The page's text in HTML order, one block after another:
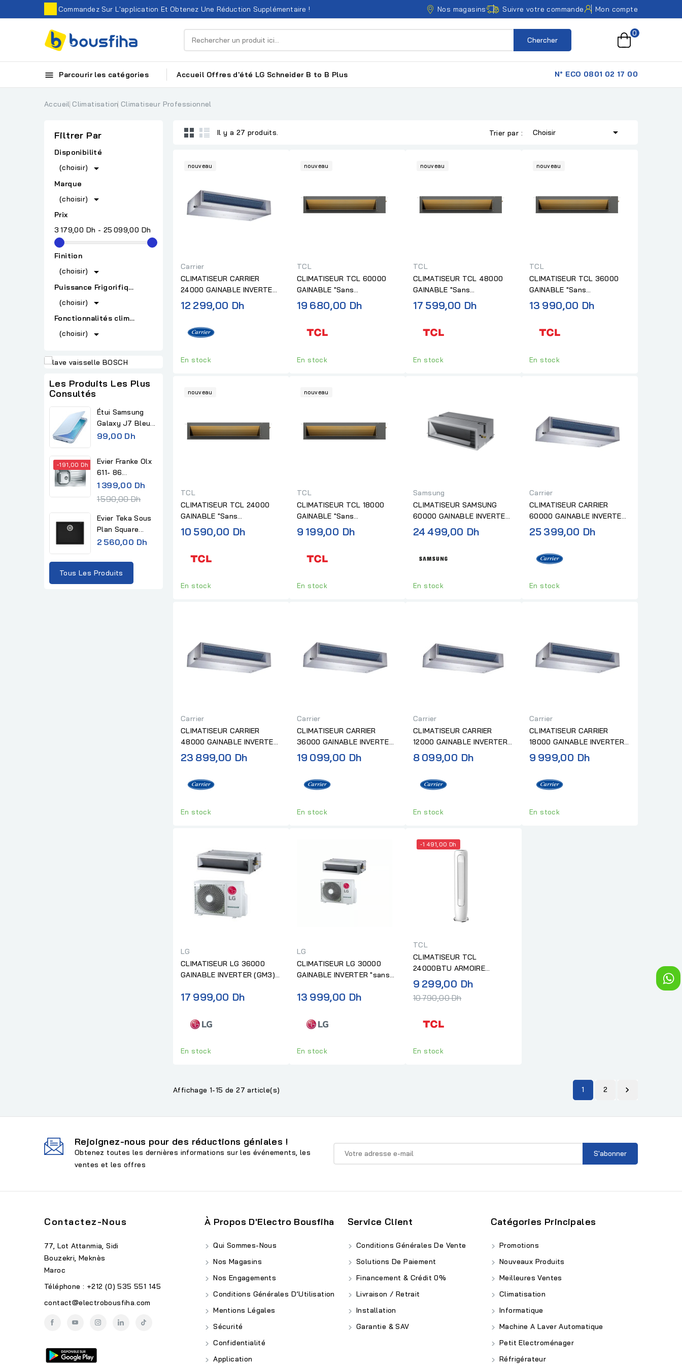
Commandez Sur L'application Et Obtenez Une Réduction Supplémentaire ! Nos magasins Suivre votre commande Mon compte
Chercher
0
 Parcourir les catégories Accueil Offres d'été LG Schneider B to B Plus N° ECO 0801 02 17 00
Accueil Climatisation Climatiseur Professionnel
Filtrer Par
Disponibilité
(choisir)

Marque
(choisir)

Prix
3 179,00 Dh - 25 099,00 Dh
Finition
(choisir)

Puissance Frigorifique (BTU)
(choisir)

Fonctionnalités climatiseur
(choisir)

Les Produits Les Plus
Consultés
Étui Samsung
Galaxy J7 Bleu...
99,00 Dh
-191,00 Dh
Evier Franke Olx
611- 86...
1 399,00 Dh
u
1 590,00 Dh
Evier Teka Sous
Plan Square...
2 560,00 Dh
Tous Les Produits
Il y a 27 produits. Trier par : Choisir 
nouveau
Carrier
CLIMATISEUR CARRIER
24000 GAINABLE INVERTER
R32 "SANS...
12 299,00 Dh
En stock
nouveau
TCL
CLIMATISEUR TCL 60000
GAINABLE "Sans
Installation"
19 680,00 Dh
En stock
nouveau
TCL
CLIMATISEUR TCL 48000
GAINABLE "Sans
Installation"
17 599,00 Dh
En stock
nouveau
TCL
CLIMATISEUR TCL 36000
GAINABLE "Sans
Installation"
13 990,00 Dh
En stock
nouveau
TCL
CLIMATISEUR TCL 24000
GAINABLE "Sans
Installation"
10 590,00 Dh
En stock
nouveau
TCL
CLIMATISEUR TCL 18000
GAINABLE "Sans
Installation"
9 199,00 Dh
En stock
Samsung
CLIMATISEUR SAMSUNG
60000 GAINABLE INVERTER
TACTILE "Sans...
24 499,00 Dh
En stock
Carrier
CLIMATISEUR CARRIER
60000 GAINABLE INVERTER
R32 "SANS...
25 399,00 Dh
En stock
Carrier
CLIMATISEUR CARRIER
48000 GAINABLE INVERTER
R32 "SANS...
23 899,00 Dh
En stock
Carrier
CLIMATISEUR CARRIER
36000 GAINABLE INVERTER
R32 "SANS...
19 099,00 Dh
En stock
Carrier
CLIMATISEUR CARRIER
12000 GAINABLE INVERTER
R32 "SANS...
8 099,00 Dh
En stock
Carrier
CLIMATISEUR CARRIER
18000 GAINABLE INVERTER
R32 "SANS...
9 999,00 Dh
En stock
LG
CLIMATISEUR LG 36000
GAINABLE INVERTER (GM3)
17 999,00 Dh
En stock
LG
CLIMATISEUR LG 30000
GAINABLE INVERTER "sans
13 999,00 Dh
En stock
-1 491,00 Dh
TCL
CLIMATISEUR TCL
24000BTU ARMOIRE
INVERTER
9 299,00 DhPrix
10 790,00 Dh
En stock
Affichage 1-15 de 27 article(s) 1 2 
Rejoignez-nous pour des réductions géniales !
Obtenez toutes les dernières informations sur les événements, les
ventes et les offres
Contactez-Nous
77, Lot Attanmia, Sidi
Bouzekri, Meknès
Maroc
Téléphone : +212 (0) 535 551 145
contact@electrobousfiha.com
À Propos D'Electro Bousfiha
Qui Sommes-Nous
Nos Magasins
Nos Engagements
Conditions Générales D’Utilisation
Mentions Légales
Sécurité
Confidentialité
Application
Service Client
Conditions Générales De Vente
Solutions De Paiement
Financement & Crédit 0%
Livraison / Retrait
Installation
Garantie & SAV
Catégories Principales
Promotions
Nouveaux Produits
Meilleures Ventes
Climatisation
Informatique
Machine A Laver Automatique
Petit Electroménager
Réfrigérateur